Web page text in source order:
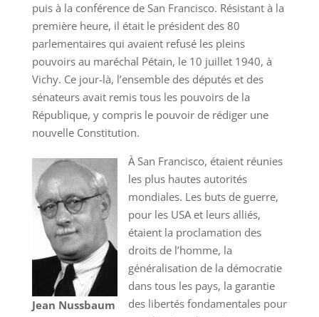
puis à la conférence de San Francisco. Résistant à la
première heure, il était le président des 80
parlementaires qui avaient refusé les pleins
pouvoirs au maréchal Pétain, le 10 juillet 1940, à
Vichy. Ce jour-là, l’ensemble des députés et des
sénateurs avait remis tous les pouvoirs de la
République, y compris le pouvoir de rédiger une
nouvelle Constitution.
Jean Nussbaum
À San Francisco, étaient réunies
les plus hautes autorités
mondiales. Les buts de guerre,
pour les USA et leurs alliés,
étaient la proclamation des
droits de l’homme, la
généralisation de la démocratie
dans tous les pays, la garantie
des libertés fondamentales pour